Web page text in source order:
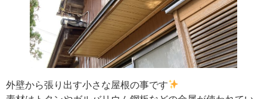
外壁から張り出す小さな屋根の事です